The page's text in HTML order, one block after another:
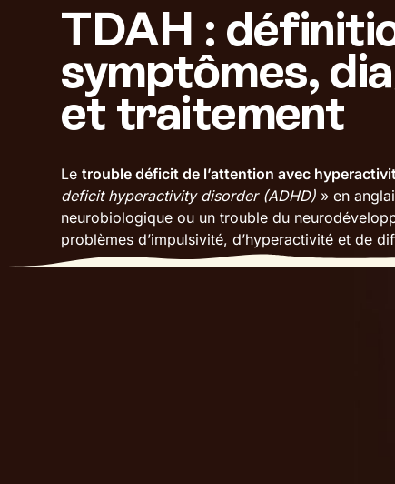
TDAH :
symptômes,
et traitement
Letrouble déficit de l’attention avec
deficit hyperactivity disorder (ADHD) » en
neurobiologique ou un trouble du
problèmes d’impulsivité, d’hyperactivité et de